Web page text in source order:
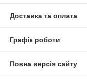
Доставка та оплата
Графік роботи
Повна версія сайту